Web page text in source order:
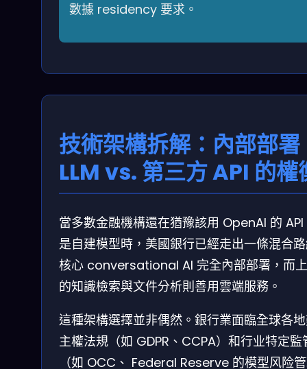
數據 residency 要求。
技術架構拆解：內部部署
LLM vs. 第三方 API 的權
當多數金融機構還在猶豫該用 OpenAI 的 API
是自建模型時，美國銀行已經走出一條混合
核心 conversational AI 完全內部部署，而
的知識檢索與文件分析則善用雲端服務。
這種架構選擇並非偶然。銀行業面臨全球各
主權法規（如 GDPR、CCPA）和行业特定監
（如 OCC、 Federal Reserve 的模型风险